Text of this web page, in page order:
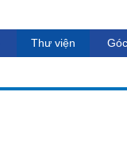
Thư viện